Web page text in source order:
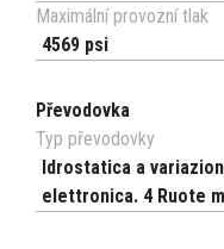
Maximální provozní tlak
4569 psi
Převodovka
Typ převodovky
Idrostatica a
elettronica. 4 Ruote